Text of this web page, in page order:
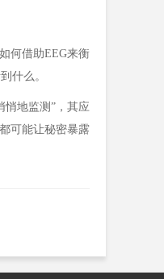
何借助EEG来衡
什么。
地监测”，其应
可能让秘密暴露